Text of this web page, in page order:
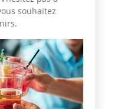
souhaitez